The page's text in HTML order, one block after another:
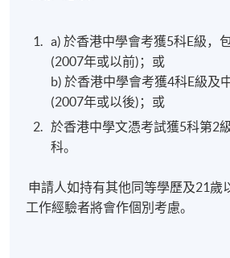
邵玉嗚先生
邵玉嗚先生
a) 於香港中學會考獲5科E級，
(2007年或以前)；或
b) 於香港中學會考獲4科E級及
(2007年或以後)；或
於香港中學文憑考試獲5科第2
科。
申請人如持有其他同等學歷及21歲
工作經驗者將會作個別考慮。